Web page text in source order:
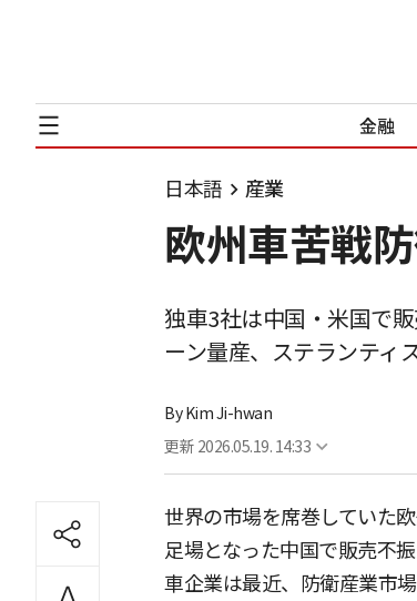
金融
日本語 産業
欧州車苦戦
独車3社は中国・米国で
ーン量産、ステランティ
ByKim Ji-hwan
更新 2026.05.19. 14:33
世界の市場を席巻していた
足場となった中国で販売不
車企業は最近、防衛産業市